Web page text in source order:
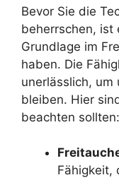
Bevor Sie die
beherrschen, ist
Grundlage im
haben. Die
unerlässlich, um
bleiben. Hier
beachten sollten:
Fähigkeit,